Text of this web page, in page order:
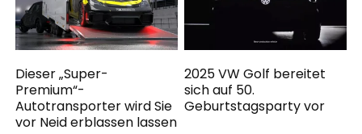
Dieser „Super-
Premium“-
Autotransporter wird Sie
vor Neid erblassen lassen
2025 VW Golf bereitet
sich auf 50.
Geburtstagsparty vor